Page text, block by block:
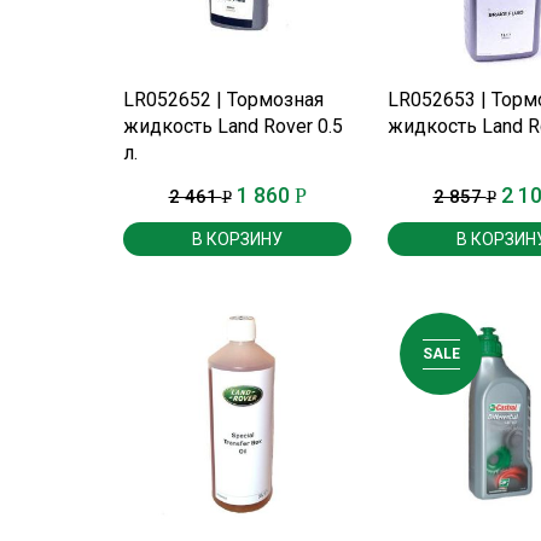
ПОДРОБНЕЕ
LR052652 | Тормозная
жидкость Land Rover 0.5
л.
2 461Р 1 860 Р
В КОРЗИНУ
LR052653 |
жидкость Land
2 857Р 2
В
SALE